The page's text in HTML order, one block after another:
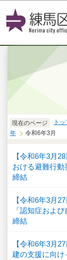
現在のページ ト
年
令和6年3月
【令和6年3月
おける避難行
締結
【令和6年3月
「認知症およ
締結
【令和6年3月
建の支援に向け